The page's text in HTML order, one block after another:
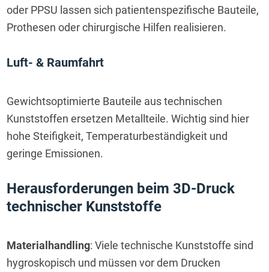
oder PPSU lassen sich patientenspezifische Bauteile,
Prothesen oder chirurgische Hilfen realisieren.
Luft- & Raumfahrt
Gewichtsoptimierte Bauteile aus technischen
Kunststoffen ersetzen Metallteile. Wichtig sind hier
hohe Steifigkeit, Temperaturbeständigkeit und
geringe Emissionen.
Herausforderungen beim 3D-Druck
technischer Kunststoffe
Materialhandling: Viele technische Kunststoffe sind
hygroskopisch und müssen vor dem Drucken